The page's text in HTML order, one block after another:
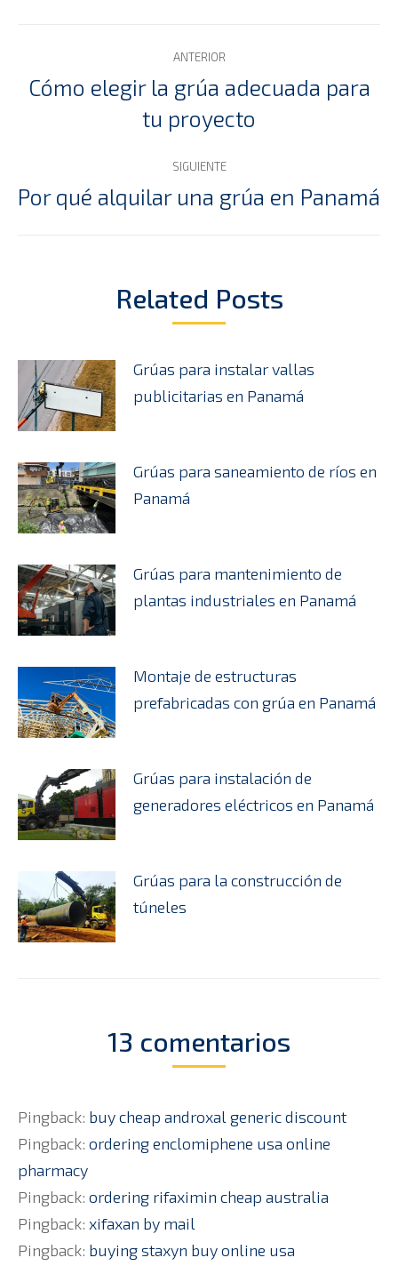
Navegación
entre
publicaciones
ANTERIOR
Publicación
anterior:
Cómo elegir la grúa adecuada para
tu proyecto
SIGUIENTE
Publicación
Por qué alquilar una grúa en Panamá
Related Posts
Grúas para instalar vallas
publicitarias en Panamá
Grúas para saneamiento de ríos en
Panamá
Grúas para mantenimiento de
plantas industriales en Panamá
Montaje de estructuras
prefabricadas con grúa en Panamá
Grúas para instalación de
generadores eléctricos en Panamá
Grúas para la construcción de
túneles
13 comentarios
Pingback: buy cheap androxal generic discount
Pingback: ordering enclomiphene usa online
pharmacy
Pingback: ordering rifaximin cheap australia
Pingback: xifaxan by mail
Pingback: buying staxyn buy online usa